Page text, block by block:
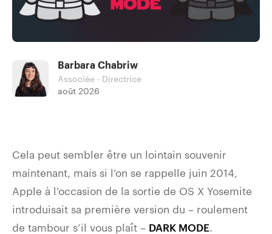
Barbara Chabriw
Associée · Directrice
août 2026
Cela peut sembler être un lointain souvenir
maintenant, mais si l’on se rappelle juin 2014,
Apple à l’occasion de la sortie de OS X Yosemite
introduisait sa première version du – roulement
de tambour s’il vous plaît – DARK MODE